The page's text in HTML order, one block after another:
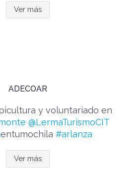
Ver más
ADECOAR
y voluntariado en
@LermaTurismoCIT
entumochila #arlanza
Ver más